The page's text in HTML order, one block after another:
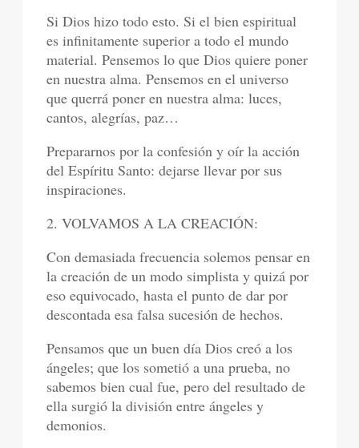
Si Dios hizo todo esto. Si el bien espiritual
es infinitamente superior a todo el mundo
material. Pensemos lo que Dios quiere poner
en nuestra alma. Pensemos en el universo
que querrá poner en nuestra alma: luces,
cantos, alegrías, paz…
Prepararnos por la confesión y oír la acción
del Espíritu Santo: dejarse llevar por sus
inspiraciones.
2. VOLVAMOS A LA CREACIÓN:
Con demasiada frecuencia solemos pensar en
la creación de un modo simplista y quizá por
eso equivocado, hasta el punto de dar por
descontada esa falsa sucesión de hechos.
Pensamos que un buen día Dios creó a los
ángeles; que los sometió a una prueba, no
sabemos bien cual fue, pero del resultado de
ella surgió la división entre ángeles y
demonios.